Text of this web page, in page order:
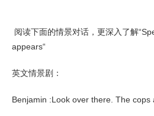
阅读下面的情景对话，更深入了解
appears“
英文情景剧：
Benjamin :Look over there. The cops